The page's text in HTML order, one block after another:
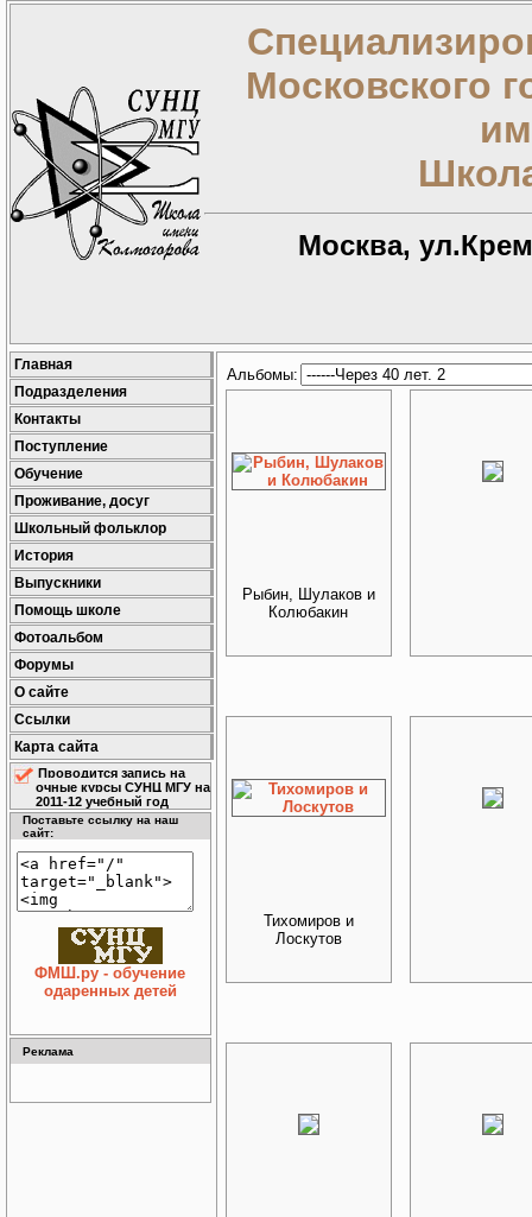
Московского
Москва,
Главная
Подразделения
Контакты
Поступление
Обучение
Проживание, досуг
Школьный фольклор
История
Выпускники
Помощь школе
Фотоальбом
Форумы
О сайте
Ссылки
Карта сайта
Проводится запись на
очные курсы СУНЦ МГУ на
2011-12 учебный год
Поставьте ссылку на наш
сайт:
ФМШ.ру - обучение
одаренных детей
Реклама
Альбомы:
Рыбин, Шулаков и
Колюбакин
Тихомиров и
Лоскутов